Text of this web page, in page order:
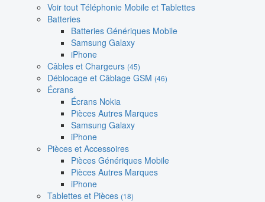
Voir tout Téléphonie Mobile et Tablettes
Batteries
Batteries Génériques Mobile
Samsung Galaxy
iPhone
Câbles et Chargeurs (45)
Déblocage et Câblage GSM (46)
Écrans
Écrans Nokia
Pièces Autres Marques
Samsung Galaxy
iPhone
Pièces et Accessoires
Pièces Génériques Mobile
Pièces Autres Marques
iPhone
Tablettes et Pièces (18)